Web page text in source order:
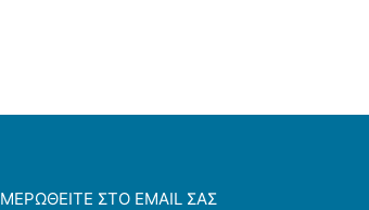
ΣΤΟ EMAIL ΣΑΣ